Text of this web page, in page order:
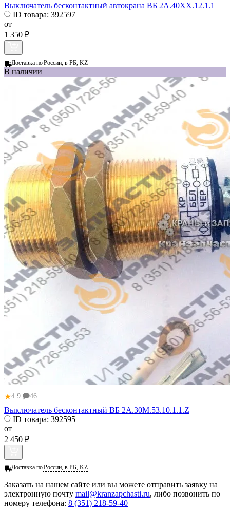
Выключатель бесконтактный автокрана ВБ 2А.40ХХ.12.1.1
ID товара: 392597
от
1 350 ₽
Доставка поРоссии, в РБ, KZ
В наличии
★4.9 46
Выключатель бесконтактный ВБ 2А.30М.53.10.1.1.Z
ID товара: 392595
от
2 450 ₽
Доставка поРоссии, в РБ, KZ
Заказать на нашем сайте или вы можете отправить заявку на
электронную почту mail@kranzapchasti.ru, либо позвонить по
номеру телефона: 8 (351) 218-59-40